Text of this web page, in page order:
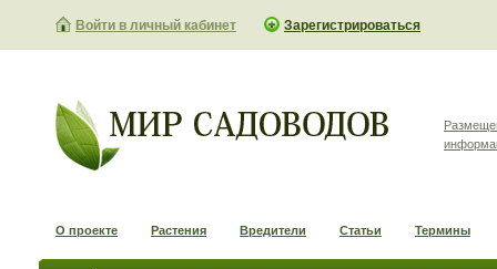
Войти в личный кабинет Зарегистрироваться
О проекте Растения Вредители Статьи Термины